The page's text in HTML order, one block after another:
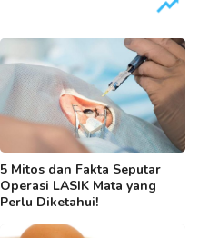
5 Mitos dan Fakta Seputar
Operasi LASIK Mata yang
Perlu Diketahui!